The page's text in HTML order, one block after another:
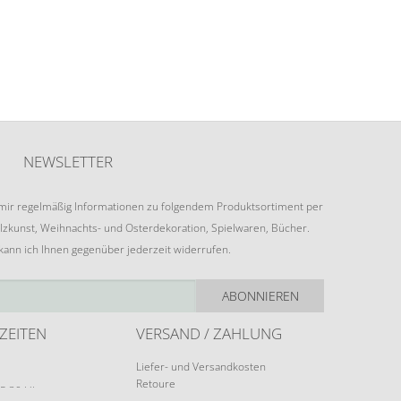
NEWSLETTER
regelmäßig Informationen zu folgendem Produktsortiment per
Weihnachts- und Osterdekoration, Spielwaren, Bücher.
ich Ihnen gegenüber jederzeit widerrufen.
ABONNIEREN
Uhr
VERSAND / ZAHLUNG
Liefer- und Versandkosten
Retoure